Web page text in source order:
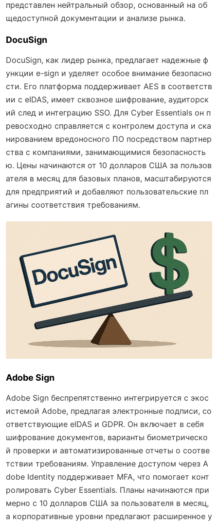
представлен нейтральный обзор, основанный на об
щедоступной документации и анализе рынка.
DocuSign
DocuSign, как лидер рынка, предлагает надежные ф
ункции e-sign и уделяет особое внимание безопасно
сти. Его платформа поддерживает AES в соответств
ии с eIDAS, имеет сквозное шифрование, аудиторск
ий след и интеграцию SSO. Для Cyber Essentials он п
ревосходно справляется с контролем доступа и ска
нированием вредоносного ПО посредством партнер
ства с компаниями, занимающимися безопасность
ю. Цены начинаются от 10 долларов США за пользов
ателя в месяц для базовых планов, масштабируются
для предприятий и добавляют пользовательские пл
агины соответствия требованиям.
Adobe Sign
Adobe Sign беспрепятственно интегрируется с экос
истемой Adobe, предлагая электронные подписи, со
ответствующие eIDAS и GDPR. Он включает в себя
шифрование документов, варианты биометрическо
й проверки и автоматизированные отчеты о соотве
тствии требованиям. Управление доступом через A
dobe Identity поддерживает MFA, что помогает конт
ролировать Cyber Essentials. Планы начинаются при
мерно с 10 долларов США за пользователя в месяц,
а корпоративные уровни предлагают расширенное у